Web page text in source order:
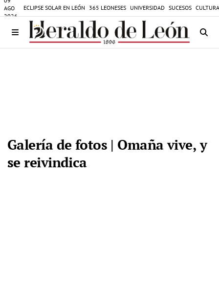
AGO
2026
ECLIPSE SOLAR EN LEÓN 365 LEONESES UNIVERSIDAD SUCESOS
Galería de fotos | Omaña vive, y
se reivindica